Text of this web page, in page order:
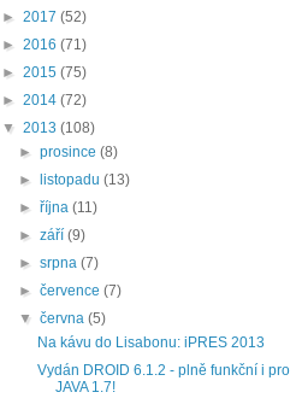
► 2017 (52)
► 2016 (71)
► 2015 (75)
► 2014 (72)
▼ 2013 (108)
►prosince(8)
►
listopadu(13)
►října(11)
►září(9)
►srpna(7)
►července(7)
▼června(5)
Na kávu do Lisabonu: iPRES 2013
Vydán DROID 6.1.2 - plně funkční i pro
JAVA 1.7!